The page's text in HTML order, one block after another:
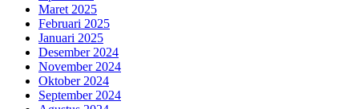
Maret 2025
Februari 2025
Januari 2025
Desember 2024
November 2024
Oktober 2024
September 2024